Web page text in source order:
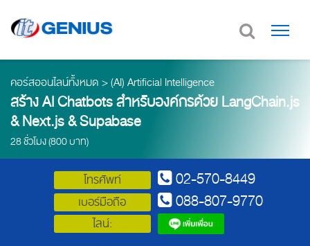
คอร์สออนไลน์ทั้งหมด >(AI) Artificial Intelligence
สร้าง AI Chatbots สำหรับองค์กรด้วย LangChain.js
& Next.js & Supabase
28 ชั่วโมง (800 บาท)
โทรศัพท์ 02-570-8449
เบอร์มือถือ 088-807-9770
ไลน์: